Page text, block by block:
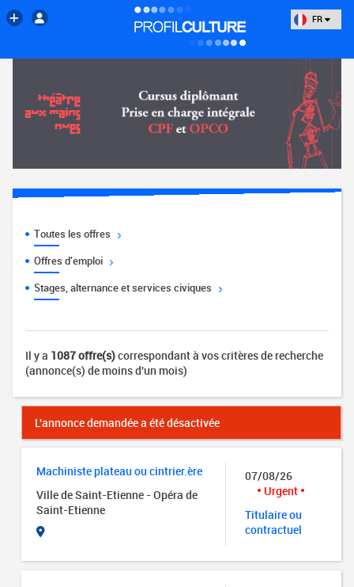
FR
Toutes les offres
Offres d'emploi
Stages, alternance et services civiques
Il y a 1087 offre(s)correspondant à vos critères de recherche
(annonce(s) de moins d'un mois)
L'annonce demandée a été désactivée
Machiniste plateau ou cintrier.ère
Ville de Saint-Etienne - Opéra de
Saint-Etienne
07/08/26
Urgent
Titulaire ou
contractuel